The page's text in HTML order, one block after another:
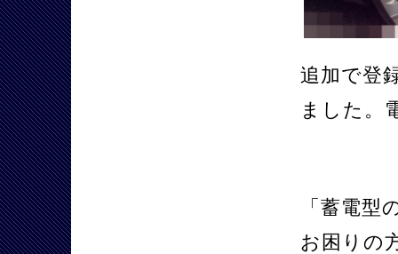
追加で登
ました。
「蓄電
お困り